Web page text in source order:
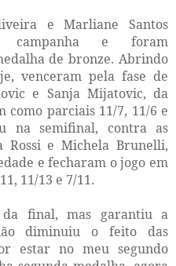
e Marliane Santos
campanha e foram
de bronze. Abrindo
venceram pela fase de
e Sanja Mijatovic, da
como parciais 11/7, 11/6 e
na semifinal, contra as
Rossi e Michela Brunelli,
e fecharam o jogo em
11/13 e 7/11.
final, mas garantiu a
diminuiu o feito das
estar no meu segundo